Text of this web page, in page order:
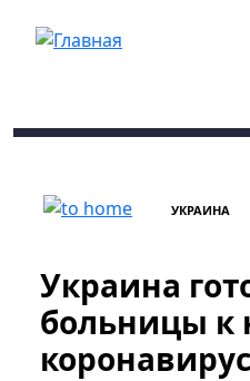
УКРАИНА
Украина
больницы к